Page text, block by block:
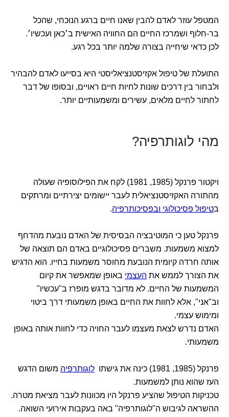
המטפל עוזר לאדם להבין שאנו חיים ברגע הנוכחי, שהכל
בר-חלוף ושמרכז החיים הם החוויה האישית ב׳כאן ועכשיו׳.
לכן כדאי שיחייה בצורה שלמה יותר בכל רגע.
התועלת של טיפול אקזיסטנציאליסטי היא בסייעו לאדם להבהיר
ולבחור בין דרכים שונות לחיות חיים ראויים, ובסופו של דבר
לחתור לחיים מלאים, עשירים ומשמעותיים יותר.
מהי לוגותרפיה?
ויקטור פרנקל (1985, 1981) לקח את הפילוסופיה שעולה
מהתורה האקזיסטנציאלית לעבר יישומים יצירתיים ומרתקים
בטיפול פסיכולוגי ובפסיכותרפיה.
פרנקל טען כי המוטיבציה הבסיסית של האדם נובעת מהדחף
למצוא משמעות. משברים פסיכולוגיים באדם הם תוצאה של
אותה חרדה קיומית הנובעת מחוסר משמעות בחייו. הוא הדגיש
את הצורך לממש את העצמי באופן שמאפשר את קיום
המשמעות של החיים. לא מדובר בדגש מופרז ב"עכשיו"
וב"אני", אלא לחוות את החיים באופן משמעותי דרך ביטוי
ומימוש עצמי.
האדם נדרש לצאת מעצמו לעבר החויה כדי לחוות אותה באופן
משמעותי.
פרנקל (1985, 1981) כינה את גישתו לוגותרפיה משום הדגש
העז שהוא נותן למשמעות.
טכניקות הטיפול שהציע פרנקל היו מכוונות לעבר מציאת מטרה.
ההשראה לגיבוש ה"לוגותרפיה" באה בעקבות אירועי השואה.